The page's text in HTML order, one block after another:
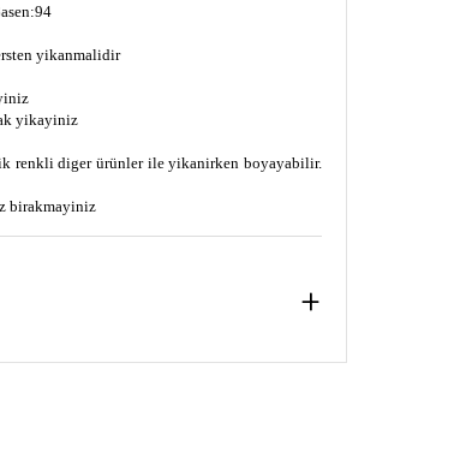
yikanmalidir
yikayiniz
renkli diger ürünler ile yikanirken boyayabilir.
birakmayiniz